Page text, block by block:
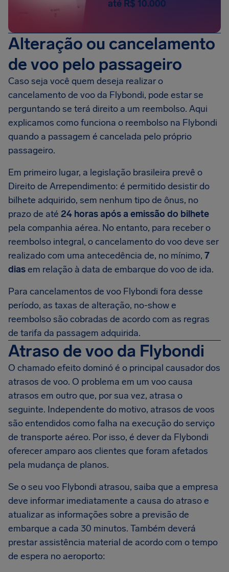
até R$ 10.000
Alteração ou cancelamento
de voo pelo passageiro
Caso seja você quem deseja realizar o
cancelamento de voo da Flybondi, pode estar se
perguntando se terá direito a um reembolso. Aqui
explicamos como funciona o reembolso na Flybondi
quando a passagem é cancelada pelo próprio
passageiro.
Em primeiro lugar, a legislação brasileira prevê o
Direito de Arrependimento: é permitido desistir do
bilhete adquirido, sem nenhum tipo de ônus, no
prazo de até 24 horas após a emissão do bilhete
pela companhia aérea. No entanto, para receber o
reembolso integral, o cancelamento do voo deve ser
realizado com uma antecedência de, no mínimo, 7
diasem relação à data de embarque do voo de ida.
Para cancelamentos de voo Flybondi fora desse
período, as taxas de alteração, no-show e
reembolso são cobradas de acordo com as regras
de tarifa da passagem adquirida.
Atraso de voo da Flybondi
O chamado efeito dominó é o principal causador dos
atrasos de voo. O problema em um voo causa
atrasos em outro que, por sua vez, atrasa o
seguinte. Independente do motivo, atrasos de voos
são entendidos como falha na execução do serviço
de transporte aéreo. Por isso, é dever da Flybondi
oferecer amparo aos clientes que foram afetados
pela mudança de planos.
Se o seu voo Flybondi atrasou, saiba que a empresa
deve informar imediatamente a causa do atraso e
atualizar as informações sobre a previsão de
embarque a cada 30 minutos. Também deverá
prestar assistência material de acordo com o tempo
de espera no aeroporto: